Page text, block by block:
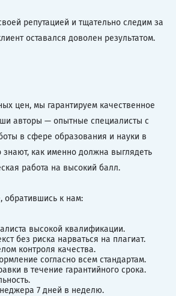
репутацией и тщательно следим за
оставался доволен результатом.
цен, мы гарантируем качественное
авторы — опытные специалисты с
в сфере образования и науки в
знают, как именно должна выглядеть
работа на высокий балл.
обратившись к нам:
высокой квалификации.
без риска нарваться на плагиат.
контроля качества.
согласно всем стандартам.
в течение гарантийного срока.
7 дней в неделю.